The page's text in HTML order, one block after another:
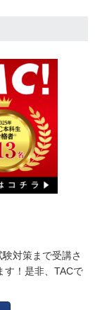
対策まで受講さ
す！是非、TACで